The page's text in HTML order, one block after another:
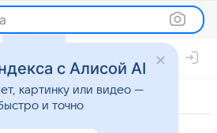
с Алисой AI
картинку или видео —
и точно